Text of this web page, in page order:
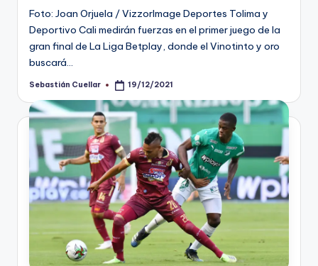
Foto: Joan Orjuela / VizzorImage Deportes Tolima y
Deportivo Cali medirán fuerzas en el primer juego de la
gran final de La Liga Betplay, donde el Vinotinto y oro
buscará…
Publicado
Sebastián Cuellar 19/12/2021